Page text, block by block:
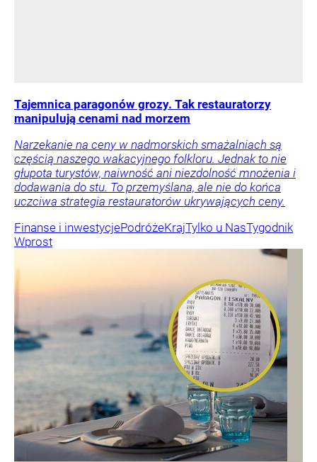
Tajemnica paragonów grozy. Tak restauratorzy
manipulują cenami nad morzem
Narzekanie na ceny w nadmorskich smażalniach są
częścią naszego wakacyjnego folkloru. Jednak to nie
głupota turystów, naiwność ani niezdolność mnożenia i
dodawania do stu. To przemyślana, ale nie do końca
uczciwa strategia restauratorów ukrywających ceny.
Finanse i inwestycjePodróżeKrajTylko u NasTygodnik
Wprost